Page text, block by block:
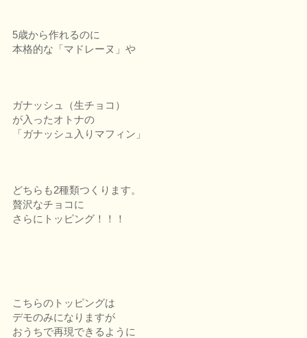
5歳から作れるのに
本格的な「マドレーヌ」や
ガナッシュ（生チョコ）
が入ったオトナの
「ガナッシュ入りマフィン」
どちらも2種類つくります。
贅沢なチョコに
さらにトッピング！！！
こちらのトッピングは
デモのみになりますが
おうちで再現できるように